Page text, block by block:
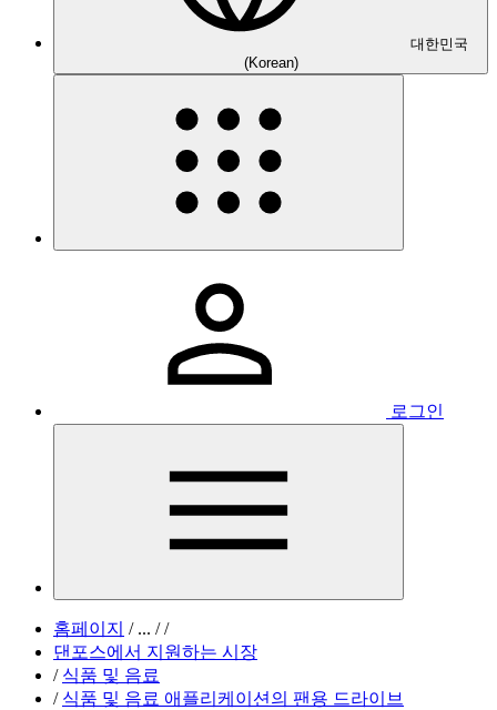
대한민국
(Korean)
로그인
홈페이지 /... / /
댄포스에서 지원하는 시장
/ 식품 및 음료
/ 식품 및 음료 애플리케이션의 팬용 드라이브